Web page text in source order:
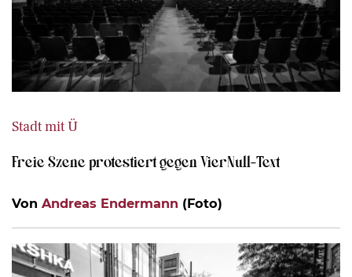
Stadt mit Ü
Freie Szene protestiert gegen VierNull-Text
Von Andreas Endermann (Foto)